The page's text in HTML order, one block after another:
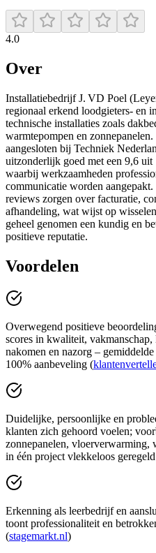
4.0
Over
Installatiebedrijf J. VD Poel
regionaal erkend loodgieters- en
technische installaties zoals
warmtepompen en
aangesloten bij Techniek
uitzonderlijk goed met een 9,6
waarbij werkzaamheden
communicatie worden
reviews zorgen over facturatie,
afhandeling, wat wijst op
geheel genomen een kundig en
positieve reputatie.
Voordelen
Overwegend positieve
scores in kwaliteit,
nakomen en nazorg –
100% aanbeveling (
Duidelijke, persoonlijke en
klanten zich gehoord voelen;
zonnepanelen, vloerverwarming,
in één project vlekkeloos
Erkenning als leerbedrijf en
toont professionaliteit en
(stagemarkt.nl)